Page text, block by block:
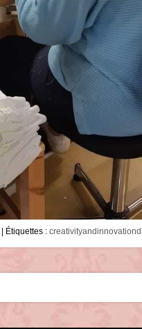
| Étiquettes :